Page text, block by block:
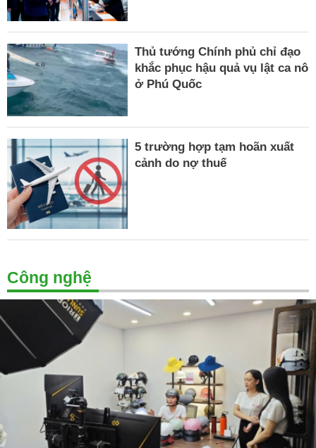
Thủ tướng Chính phủ chỉ đạo
khắc phục hậu quả vụ lật ca nô
ở Phú Quốc
5 trường hợp tạm hoãn xuất
cảnh do nợ thuế
Công nghệ